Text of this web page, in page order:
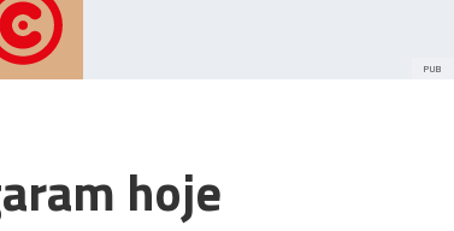
PUB
hoje